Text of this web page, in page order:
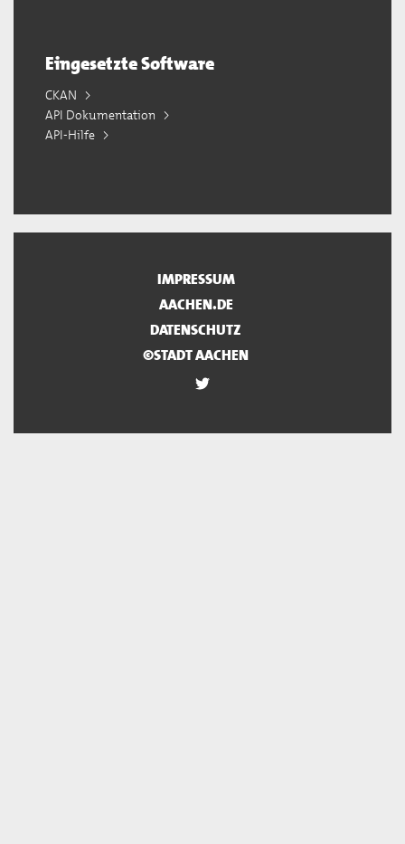
Eingesetzte Software
CKAN
API Dokumentation
API-Hilfe
IMPRESSUM
AACHEN.DE
DATENSCHUTZ
©STADT AACHEN